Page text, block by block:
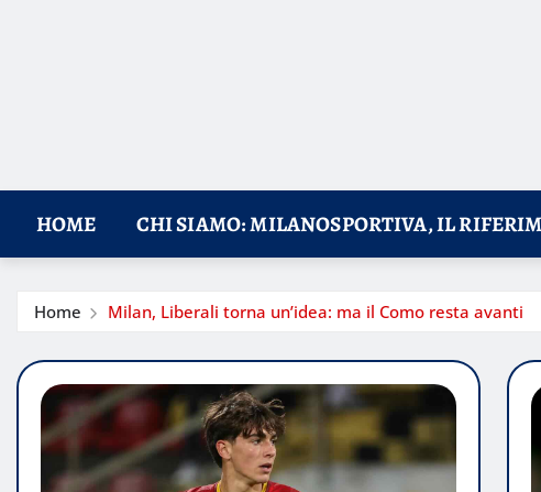
HOME CHI SIAMO: MILANOSPORTIVA, IL
Home Milan, Liberali torna un’idea: ma il Como resta avanti